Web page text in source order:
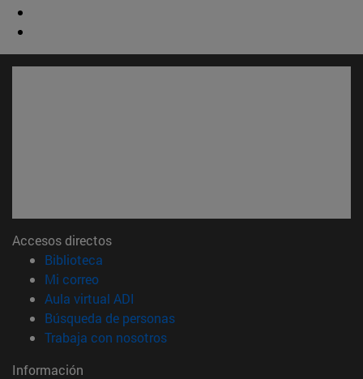
Accesos directos
Biblioteca
Mi correo(abre en nueva ventana)
Aula virtual ADI
Búsqueda de personas(abre en nueva ventana)
Trabaja con nosotros(abre en nueva ventana)
Información